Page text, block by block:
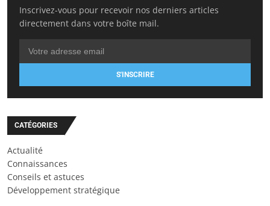
Inscrivez-vous pour recevoir nos derniers articles
directement dans votre boîte mail.
S'INSCRIRE
CATÉGORIES
Actualité
Connaissances
Conseils et astuces
Développement stratégique